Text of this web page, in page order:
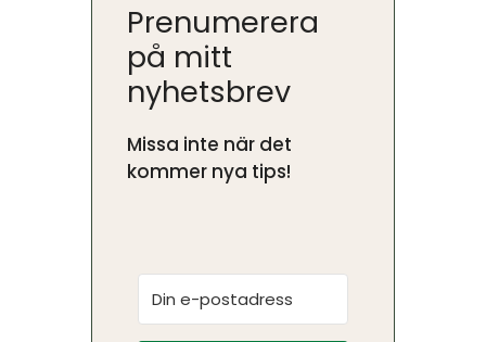
Prenumerera
på mitt
nyhetsbrev
Missa inte när det
kommer nya tips!